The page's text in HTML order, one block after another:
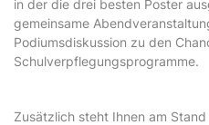
in der die drei besten Poster
gemeinsame
Podiumsdiskussion zu den
Schulverpflegungsprogramme.
Zusätzlich steht Ihnen am